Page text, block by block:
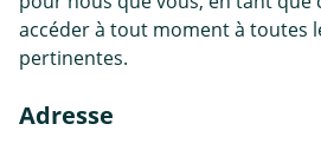
accéder à tout moment à toutes
pertinentes.
Adresse